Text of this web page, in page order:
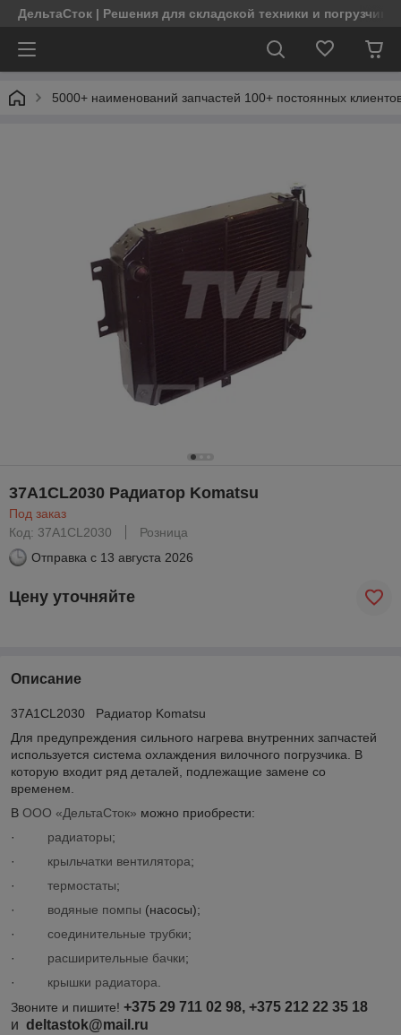
ДельтаСток | Решения для складской техники и
5000+ наименований запчастей 100+ постоянных
37A1CL2030 Радиатор Komatsu
Под заказ
Код: 37A1CL2030
Розница
Отправка с 13 августа 2026
Цену уточняйте
Описание
37A1CL2030 Радиатор Komatsu
Для предупреждения сильного нагрева внутренних запчастей
используется система охлаждения вилочного погрузчика. В
которую входит ряд деталей, подлежащие замене со
временем.
В ООО «ДельтаСток» можно приобрести:
· радиаторы;
· крыльчатки вентилятора;
· термостаты;
·
водяные помпы (насосы);
· соединительные трубки;
· расширительные бачки;
·
крышки радиатора
Звоните и пишите! +375 29 711 02 98, +375 212 22 35 18
и deltastok@mail.ru